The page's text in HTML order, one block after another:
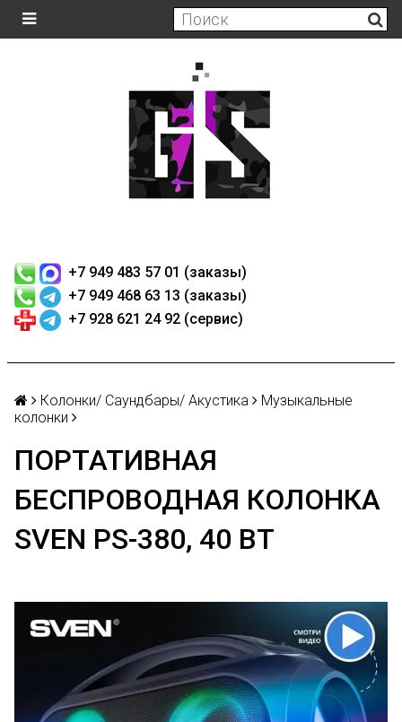
+7 949 483 57 01 (заказы)
+7 949 468 63 13 (заказы)
+7 928 621 24 92 (сервис)
Колонки/ Саундбары/ Акустика
Музыкальные
колонки
ПОРТАТИВНАЯ
БЕСПРОВОДНАЯ КОЛОНКА
SVEN PS-380, 40 ВТ